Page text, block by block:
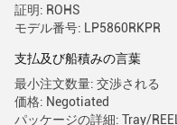
証明: ROHS
モデル番号: LP5860RKPR
支払及び船積みの言葉
最小注文数量: 交渉される
価格: Negotiated
パッケージの詳細: Tray/REEL